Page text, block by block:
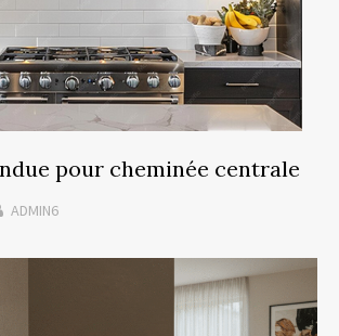
pour cheminée centrale
ADMIN6